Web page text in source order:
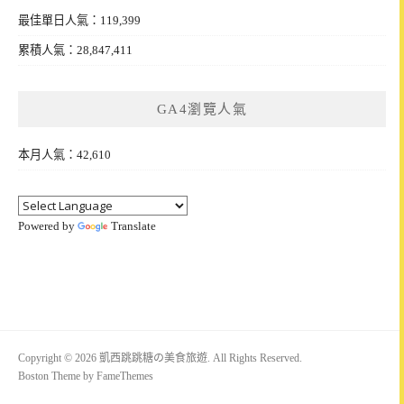
最佳單日人氣：119,399
累積人氣：28,847,411
GA4瀏覽人氣
本月人氣：42,610
Powered by Translate
Copyright © 2026 凱西跳跳糖の美食旅遊. All Rights Reserved.
Boston Theme by FameThemes